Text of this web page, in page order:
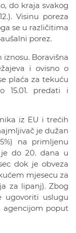
do kraja svakog
Visinu poreza
se u različitima
porez.
Boravišna
i ovisno o
plaća za tekuću
15.01. predati i
iz EU i trećih
je dužan
na primljenu
je do 20. dana u
dok je obveza
mjesecu za
za lipanj). Zbog
ugovoriti uslugu
agencijom poput